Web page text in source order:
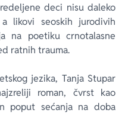
deci nisu daleko
likovi seoskih jurodivih
na poetiku crnotalasne
ratnih trauma.
jezika, Tanja Stupar
roman, čvrst kao
poput sećanja na doba